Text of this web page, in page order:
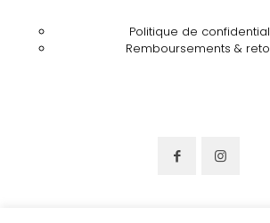
Politique de
Remboursements &